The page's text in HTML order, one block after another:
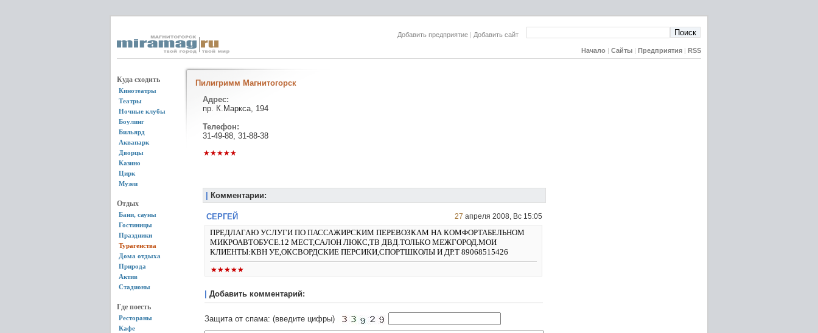
Добавить предприятие | Добавить сайт
Начало Сайты Предприятия RSS
Куда сходить
Кинотеатры
Театры
Ночные клубы
Боулинг
Бильярд
Аквапарк
Дворцы
Казино
Цирк
Музеи
Отдых
Бани, сауны
Гостиницы
Праздники
Турагенства
Дома отдыха
Природа
Актив
Стадионы
Где поесть
Рестораны
Кафе
Пилигримм Магнитогорск
Адрес:
пр. К.Маркса, 194
Телефон:
31-49-88, 31-88-38
Комментарии:
СЕРГЕЙ 27 апреля 2008, Вс 15:05
ПРЕДЛАГАЮ УСЛУГИ ПО ПАССАЖИРСКИМ ПЕРЕВОЗКАМ НА КОМФОРТАБЕЛЬНОМ
МИКРОАВТОБУСЕ.12 МЕСТ,САЛОН ЛЮКС,ТВ ДВД.ТОЛЬКО МЕЖГОРОД.МОИ
КЛИЕНТЫ:КВН УЕ,ОКСВОРДСКИЕ ПЕРСИКИ,СПОРТШКОЛЫ И ДР.Т 89068515426
Добавить комментарий:
Защита от спама: (введите цифры)